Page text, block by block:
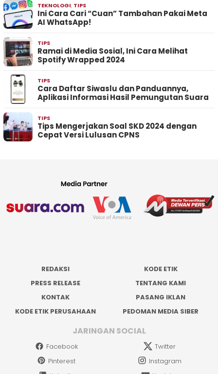
TEKNOLOGI, TIPS
Ini Cara Cari “Cuan” Tambahan Pakai Meta
AI WhatsApp!
TIPS
Ramai di Media Sosial, Ini Cara Melihat
Spotify Wrapped 2024
TIPS
Cara Daftar Siwaslu dan Panduannya,
Aplikasi Informasi Hasil Pemungutan Suara
TIPS
Tips Mengerjakan Soal SKD 2024 dengan
Cepat Versi Lulusan CPNS
REDAKSI
KODE ETIK
PRESS RELEASE
TENTANG KAMI
KONTAK
PASANG IKLAN
KODE ETIK PERUSAHAAN
PEDOMAN MEDIA SIBER
JARINGAN SOCIAL
Facebook
Twitter
Pinterest
Instagram